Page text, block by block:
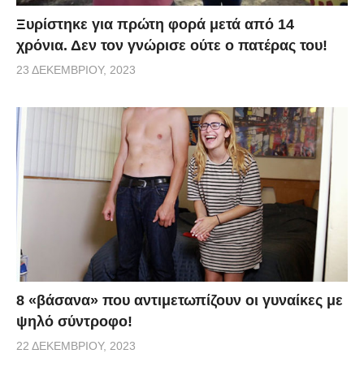
Ξυρίστηκε για πρώτη φορά μετά από 14
χρόνια. Δεν τον γνώρισε ούτε ο πατέρας του!
23 ΔΕΚΕΜΒΡΊΟΥ, 2023
8 «βάσανα» που αντιμετωπίζουν οι γυναίκες με
ψηλό σύντροφο!
22 ΔΕΚΕΜΒΡΊΟΥ, 2023